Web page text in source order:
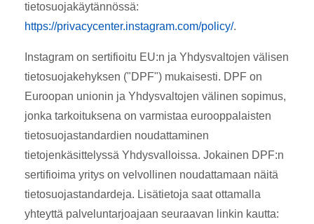
tietosuojakäytännössä:
https://privacycenter.instagram.com/policy/.
Instagram on sertifioitu EU:n ja Yhdysvaltojen välisen
tietosuojakehyksen ("DPF") mukaisesti. DPF on
Euroopan unionin ja Yhdysvaltojen välinen sopimus,
jonka tarkoituksena on varmistaa eurooppalaisten
tietosuojastandardien noudattaminen
tietojenkäsittelyssä Yhdysvalloissa. Jokainen DPF:n
sertifioima yritys on velvollinen noudattamaan näitä
tietosuojastandardeja. Lisätietoja saat ottamalla
yhteyttä palveluntarjoajaan seuraavan linkin kautta: